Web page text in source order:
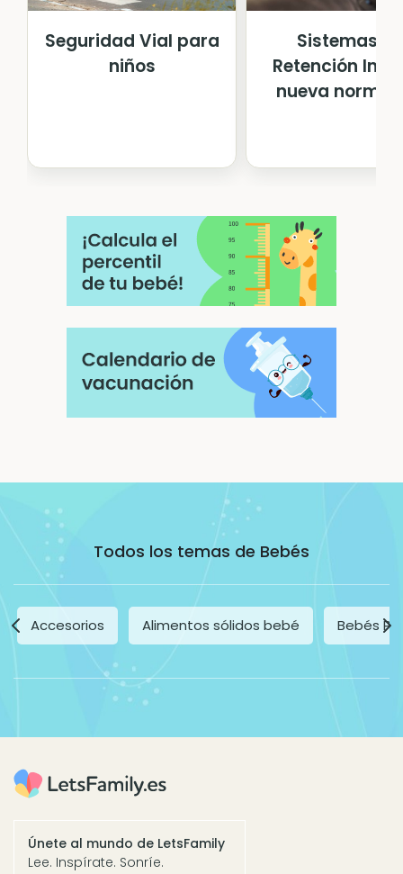
Seguridad Vial para
niños
Sistemas de
Retención
nueva
Todos los temas de Bebés
Accesorios Alimentos sólidos bebé Bebés
Únete al mundo de LetsFamily
Lee. Inspírate. Sonríe.